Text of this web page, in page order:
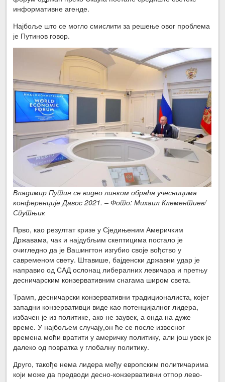
информативне агенде.
Најбоље што се могло смислити за решење овог проблема
је Путинов говор.
Владимир Путин се видео линком обраћа учесницима
конференције Давос 2021. – Фото: Михаил Клементиев/
Спутњик
Прво, као резултат кризе у Сједињеним Америчким
Државама, чак и најдубљим скептицима постало је
очигледно да је Вашингтон изгубио своје вођство у
савременом свету. Штавише, бајденски државни удар је
направио од САД ослонац либералних левичара и претњу
десничарским конзервативним снагама широм света.
Трамп, десничарски конзервативни традиционалиста, којег
западни конзервативци виде као потенцијалног лидера,
избачен је из политике, ако не заувек, а онда на дуже
време. У најбољем случају,он ће се после извесног
времена моћи вратити у америчку политику, али још увек је
далеко од повратка у глобалну политику.
Друго, такође нема лидера међу европским политичарима
који може да предводи десно-конзервативни отпор лево-